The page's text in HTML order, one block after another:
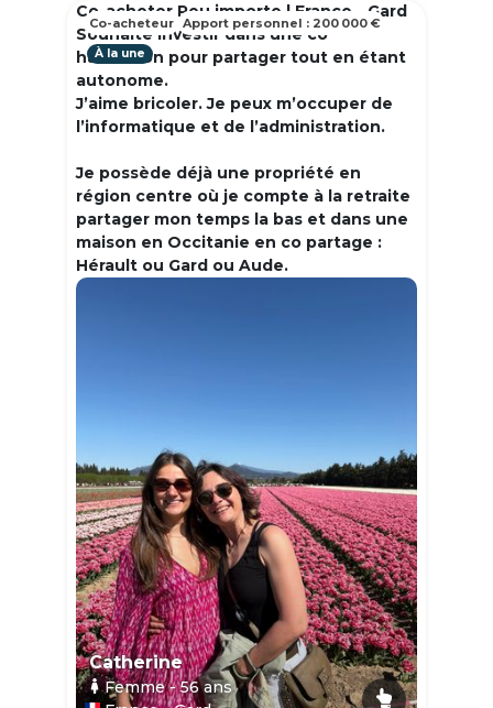
Co-acheter Peu importe | France - Gard
Souhaite investir dans une co
habitation pour partager tout en étant
autonome.
J’aime bricoler. Je peux m’occuper de
l’informatique et de l’administration.
Je possède déjà une propriété en
région centre où je compte à la retraite
partager mon temps la bas et dans une
maison en Occitanie en co partage :
Hérault ou Gard ou Aude.
À la une
Catherine
Femme- 56ans
Co-acheteur Apport personnel : 200 000 €